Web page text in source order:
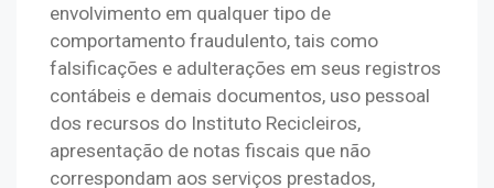
envolvimento em qualquer tipo de
comportamento fraudulento, tais como
falsificações e adulterações em seus registros
contábeis e demais documentos, uso pessoal
dos recursos do Instituto Recicleiros,
apresentação de notas fiscais que não
correspondam aos serviços prestados,